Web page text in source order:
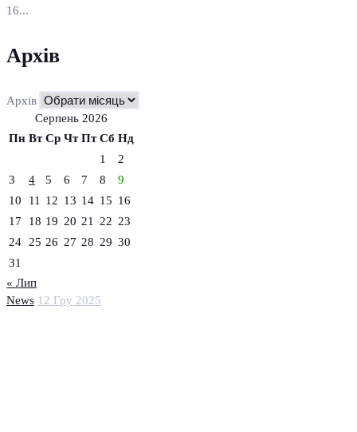
News 12 Гру 2025
16...
Архів
Архів
Серпень 2026
Пн Вт Ср Чт Пт Сб Нд
1
2
3
4 5 6 7 8
9
10
11 12 13 14 15 16
17
18 19 20 21 22 23
24
25 26 27 28 29 30
31
« Лип